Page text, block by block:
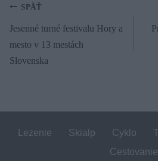
Navigácia
článku
SPÄŤ
Jesenné turné festivalu Hory a
mesto v 13 mestách
Slovenska
Lezenie Skialp Cyklo
Cestovanie